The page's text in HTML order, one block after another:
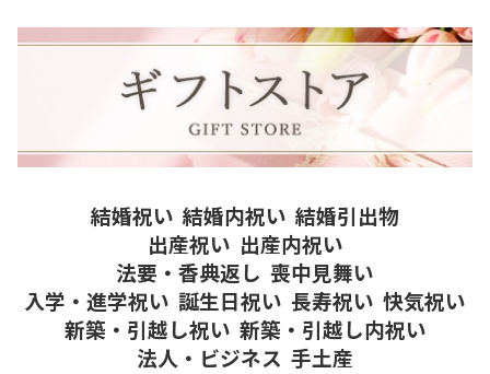
結婚祝い 結婚内祝い 結婚引出物
出産祝い 出産内祝い
法要・香典返し 喪中見舞い
入学・進学祝い 誕生日祝い 長寿祝い 快気祝い
新築・引越し祝い 新築・引越し内祝い
法人・ビジネス 手土産